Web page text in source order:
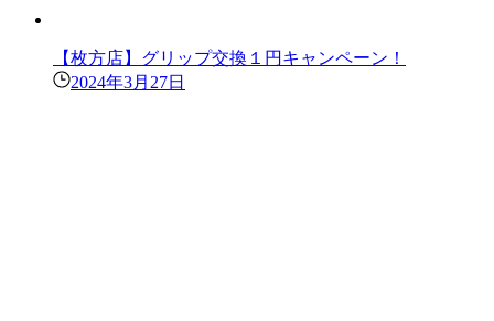
【枚方店】グリップ交換１円キャンペーン！
2024年3月27日